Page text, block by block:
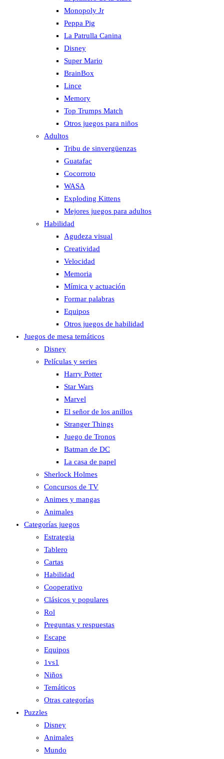
Monopoly Jr
Peppa Pig
La Patrulla Canina
Disney
Super Mario
BrainBox
Lince
Memory
Top Trumps Match
Otros juegos para niños
Adultos
Tribu de sinvergüenzas
Guatafac
Cocorroto
WASA
Exploding Kittens
Mejores juegos para adultos
Habilidad
Agudeza visual
Creatividad
Velocidad
Memoria
Mímica y actuación
Formar palabras
Equipos
Otros juegos de habilidad
Juegos de mesa temáticos
Disney
Películas y series
Harry Potter
Star Wars
Marvel
El señor de los anillos
Stranger Things
Juego de Tronos
Batman de DC
La casa de papel
Sherlock Holmes
Concursos de TV
Animes y mangas
Animales
Categorías juegos
Estrategia
Tablero
Cartas
Habilidad
Cooperativo
Clásicos y populares
Rol
Preguntas y respuestas
Escape
Equipos
1vs1
Niños
Temáticos
Otras categorías
Puzzles
Disney
Animales
Mundo